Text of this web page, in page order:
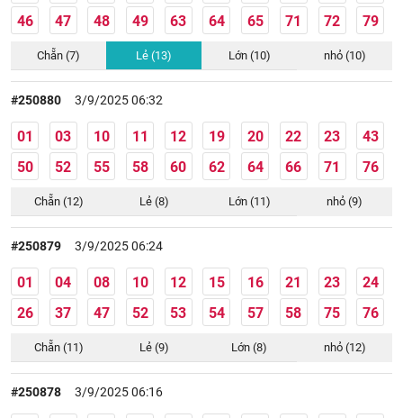
46
47 48 49 63 64 65 71 72 79
Chẵn (7) Lẻ (13) Lớn (10) nhỏ (10)
#250880 3/9/2025 06:32
01 03 10 11 12 19 20 22 23
43
50
52 55 58 60 62 64 66 71 76
Chẵn (12) Lẻ (8) Lớn (11) nhỏ (9)
#250879 3/9/2025 06:24
01 04 08 10 12 15 16 21 23
24
26
37 47 52 53 54 57 58 75 76
Chẵn (11) Lẻ (9) Lớn (8) nhỏ (12)
#250878 3/9/2025 06:16